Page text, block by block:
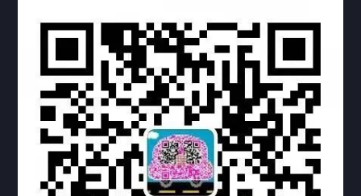
热门标签 TAG
机构链接
联系方式 关于我们
下载与支持
资料下载 视频中心